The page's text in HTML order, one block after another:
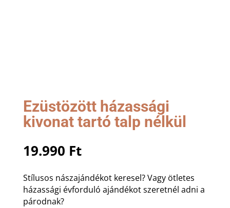
Ezüstözött házassági
kivonat tartó talp nélkül
19.990 Ft
Stílusos nászajándékot keresel? Vagy ötletes
házassági évforduló ajándékot szeretnél adni a
párodnak?